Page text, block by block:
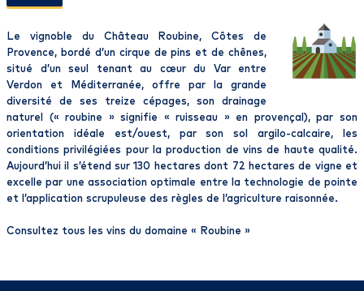
Le vignoble du Château Roubine, Côtes de
Provence, bordé d’un cirque de pins et de chênes,
situé d’un seul tenant au cœur du Var entre
Verdon et Méditerranée, offre par la grande
diversité de ses treize cépages, son drainage
naturel (« roubine » signifie « ruisseau » en provençal), par son
orientation idéale est/ouest, par son sol argilo-calcaire, les
conditions privilégiées pour la production de vins de haute qualité.
Aujourd’hui il s’étend sur 130 hectares dont 72 hectares de vigne et
excelle par une association optimale entre la technologie de pointe
et l’application scrupuleuse des règles de l’agriculture raisonnée.
Consultez tous les vins du domaine « Roubine »